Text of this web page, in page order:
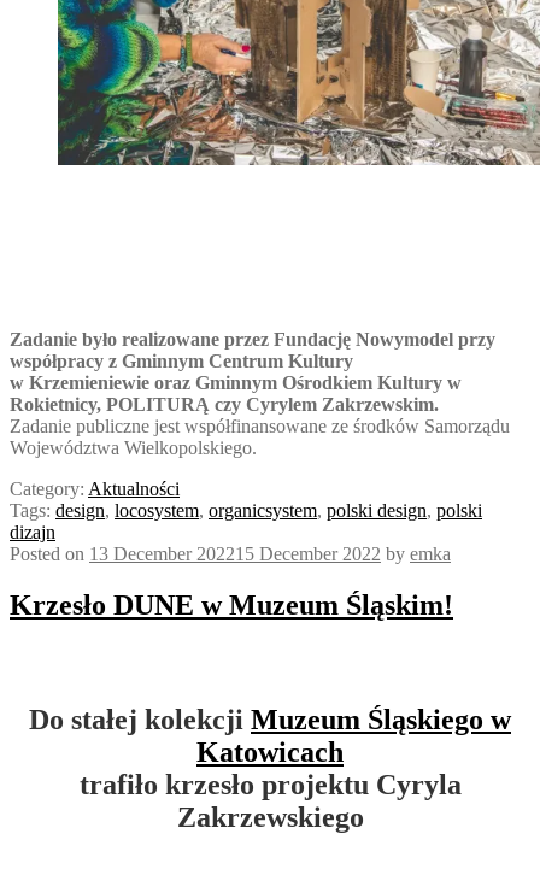
Zadanie było realizowane przez Fundację Nowymodel przy
współpracy z Gminnym Centrum Kultury
w Krzemieniewie oraz Gminnym Ośrodkiem Kultury w
Rokietnicy, POLITURĄ czy Cyrylem Zakrzewskim.
Zadanie publiczne jest współfinansowane ze środków Samorządu
Województwa Wielkopolskiego.
Category: Aktualności
Tags: design, locosystem, organicsystem, polski design, polski
dizajn
Posted on 13 December 202215 December 2022 by emka
Krzesło DUNE w Muzeum Śląskim!
Do stałej kolekcji Muzeum Śląskiego w
Katowicach
trafiło krzesło projektu Cyryla
Zakrzewskiego